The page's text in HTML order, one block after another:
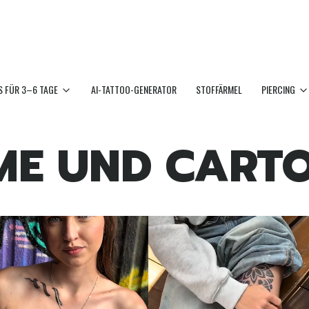
FÜR 3–6 TAGE AI-TATTOO-GENERATOR STOFFÄRMEL PIERCING
UND